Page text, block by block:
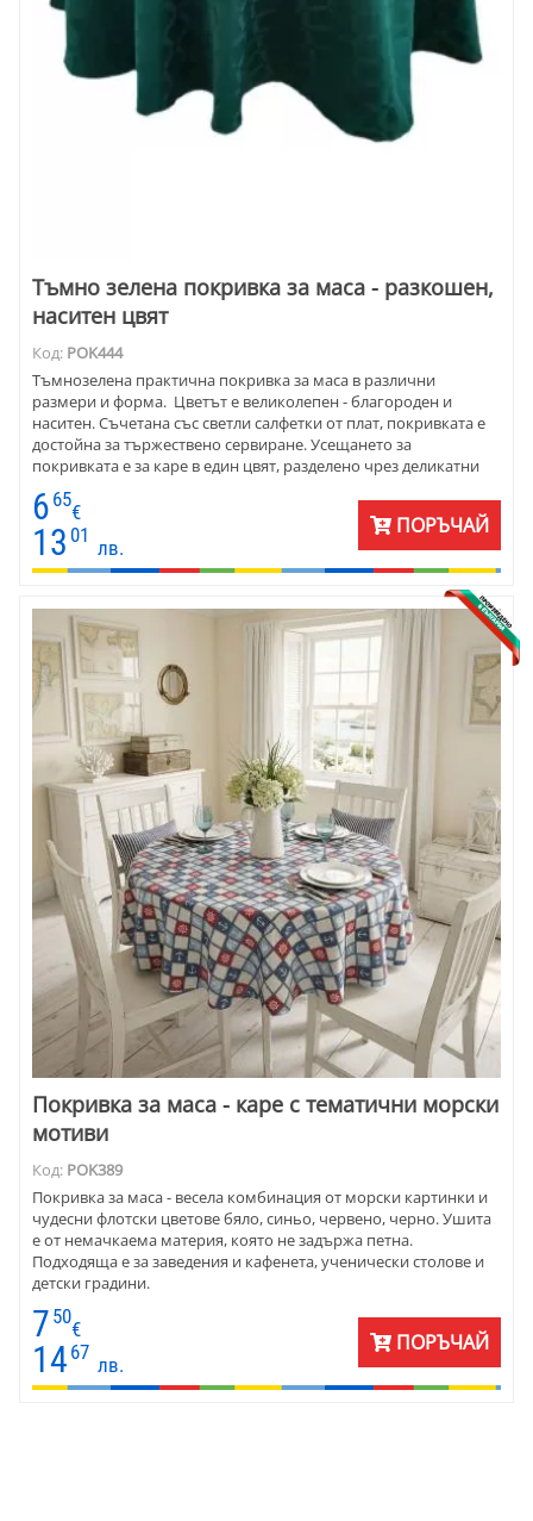
Тъмно зелена покривка за маса - разкошен,
наситен цвят
Код: POK444
Тъмнозелена практична покривка за маса в различни
размери и форма. Цветът е великолепен - благороден и
наситен. Съчетана със светли салфетки от плат, покривката е
достойна за тържествено сервиране. Усещането за
покривката е за каре в един цвят, разделено чрез деликатни
ивици с лек копринен отблясък. Освен в описаните по-долу
размери, покривките се шият и по заявка с размери на
клиента. Десенът и тъканта позволяват използването им както
за украса, така и за ежедневна употреба.
6 65
€
13 01
лв.
ПОРЪЧАЙ
Покривка за маса - каре с тематични морски
мотиви
Код: POK389
Покривка за маса - весела комбинация от морски картинки и
чудесни флотски цветове бяло, синьо, червено, черно. Ушита
е от немачкаема материя, която не задържа петна.
Подходяща е за заведения и кафенета, ученически столове и
детски градини.
7 50
€
14 67
лв.
ПОРЪЧАЙ